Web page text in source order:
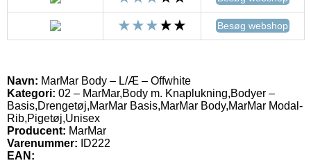
Besøg webshop
Navn: MarMar Body – L/Æ – Offwhite
Kategori: 02 – MarMar,Body m. Knaplukning,Bodyer –
Basis,Drengetøj,MarMar Basis,MarMar Body,MarMar Modal-
Rib,Pigetøj,Unisex
Producent: MarMar
Varenummer:
ID222
EAN: